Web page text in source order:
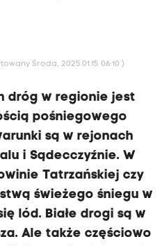
Środa, 2025.01.15 06:10 )
dróg w regionie jest
pośniegowego
są w rejonach
i Sądecczyźnie. W
Tatrzańskiej czy
świeżego śniegu w
lód. Białe drogi są w
Ale także częściowo